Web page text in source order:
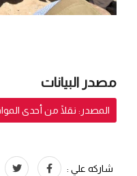
مصدر البيانات
المصدر: نقلًا من أحدى
شاركه علي :